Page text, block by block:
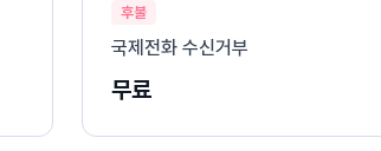
후불
국제전화 수신거부
무료